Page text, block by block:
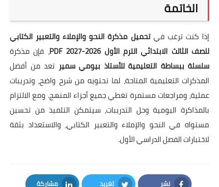
الخاتمة
إذا كنت ترغب فيتحميل مذكرة النحو والإملاء والتعبير الكتابي
للصف الثالث الابتدائي الترم الأول 2026-2027 PDF
، فإن مذكرة
سلسلة ببساطة التعليمية للأستاذ بيومي سمير تعد من أفضل
المذكرات التعليمية المتاحة، لما تحتويه من شرح واضح، وتدريبات
عملية، ومراجعات مستمرة تغطي جميع أجزاء المنهج. ومع الالتزام
بالمذاكرة اليومية وحل التدريبات، سيتمكن التلميذ من تحسين
مستواه في النحو والإملاء والتعبير الكتابي، والاستعداد بثقة
لاختبارات الفصل الدراسي الأول.
نشر تغريد مشاركة